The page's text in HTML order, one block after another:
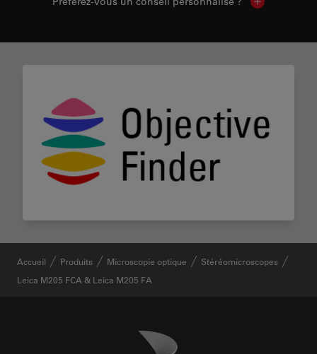
Show local
Accueil Produits Microscopie optique
Stéréomicroscopes
Leica M205 FCA & Leica M205 FA
Danaher Logo